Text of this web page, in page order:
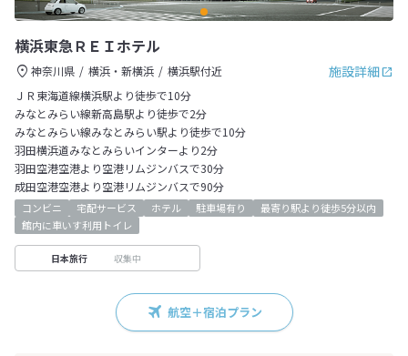
横浜東急ＲＥＩホテル
施設詳細
神奈川県 横浜・新横浜
横浜駅付近
ＪＲ東海道線横浜駅より徒歩で10分
みなとみらい線新高島駅より徒歩で2分
みなとみらい線みなとみらい駅より徒歩で10分
羽田横浜道みなとみらいインターより2分
羽田空港空港より空港リムジンバスで30分
成田空港空港より空港リムジンバスで90分
コンビニ 宅配サービス ホテル 駐車場有り
最寄り駅より徒歩5分以内
館内に車いす利用トイレ
日本旅行 収集中
航空＋宿泊プラン